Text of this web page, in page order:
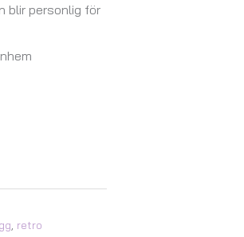
blir personlig för
retro